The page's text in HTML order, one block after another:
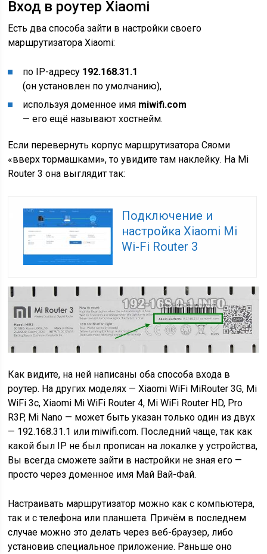
Вход в роутер Xiaomi
Есть два способа зайти в настройки своего
маршрутизатора Xiaomi:
по IP-адресу 192.168.31.1
(он установлен по умолчанию),
используя доменное имя miwifi.com
— его ещё называют хостнейм.
Если перевернуть корпус маршрутизатора Сяоми
«вверх тормашками», то увидите там наклейку. На Mi
Router 3 она выглядит так:
Подключение и
настройка Xiaomi Mi
Wi-Fi Router 3
Как видите, на ней написаны оба способа входа в
роутер. На других моделях — Xiaomi WiFi MiRouter 3G, Mi
WiFi 3c, Xiaomi Mi WiFi Router 4, Mi WiFi Router HD, Pro
R3P, Mi Nano — может быть указан только один из двух
— 192.168.31.1 или miwifi.com. Последний чаще, так как
какой был IP не был прописан на локалке у устройства,
Вы всегда сможете зайти в настройки не зная его —
просто через доменное имя Май Вай-Фай.
Настраивать маршрутизатор можно как с компьютера,
так и с телефона или планшета. Причём в последнем
случае можно это делать через веб-браузер, либо
установив специальное приложение. Раньше оно